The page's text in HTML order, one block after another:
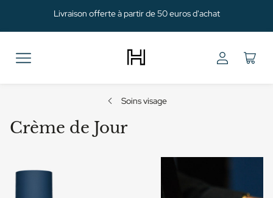
Livraison offerte à partir de 50 euros d'achat
Soins visage
Crème de Jour